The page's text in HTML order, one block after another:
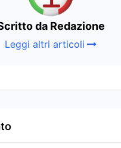
da Redazione
Leggi altri articoli